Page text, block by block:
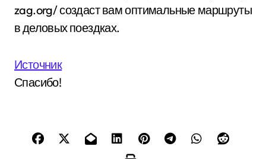
zag.org/ создаст вам оптимальные маршруты
в деловых поездках.
Источник
Спасибо!